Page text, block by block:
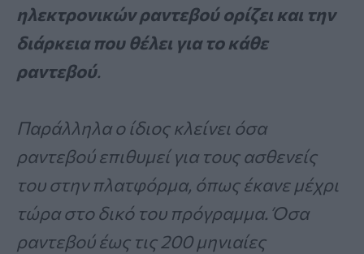
ηλεκτρονικών ραντεβού ορίζει και την
διάρκεια που θέλει για το κάθε
ραντεβού.
Παράλληλα ο ίδιος κλείνει όσα
ραντεβού επιθυμεί για τους ασθενείς
του στην πλατφόρμα, όπως έκανε μέχρι
τώρα στο δικό του πρόγραμμα. Όσα
ραντεβού έως τις 200 μηνιαίες